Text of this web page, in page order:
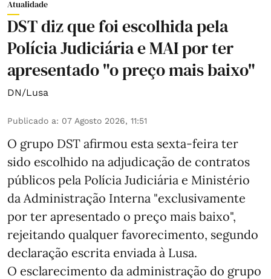
Atualidade
DST diz que foi escolhida pela
Polícia Judiciária e MAI por ter
apresentado "o preço mais baixo"
DN/Lusa
Publicado a: 07 Agosto 2026, 11:51
O grupo DST afirmou esta sexta-feira ter
sido escolhido na adjudicação de contratos
públicos pela Polícia Judiciária e Ministério
da Administração Interna "exclusivamente
por ter apresentado o preço mais baixo",
rejeitando qualquer favorecimento, segundo
declaração escrita enviada à Lusa.
O esclarecimento da administração do grupo